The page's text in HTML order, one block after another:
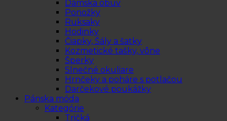
Dámska obuv
Ponožky
Ruksaky
Hodinky
Čiapky, Šály a šatky
Kozmetické tašky, vône
Šperky
Slnečné okuliare
Hrnčeky a poháre s potlačou
Darčekové poukážky
Pánska móda
Kategórie
Tričká